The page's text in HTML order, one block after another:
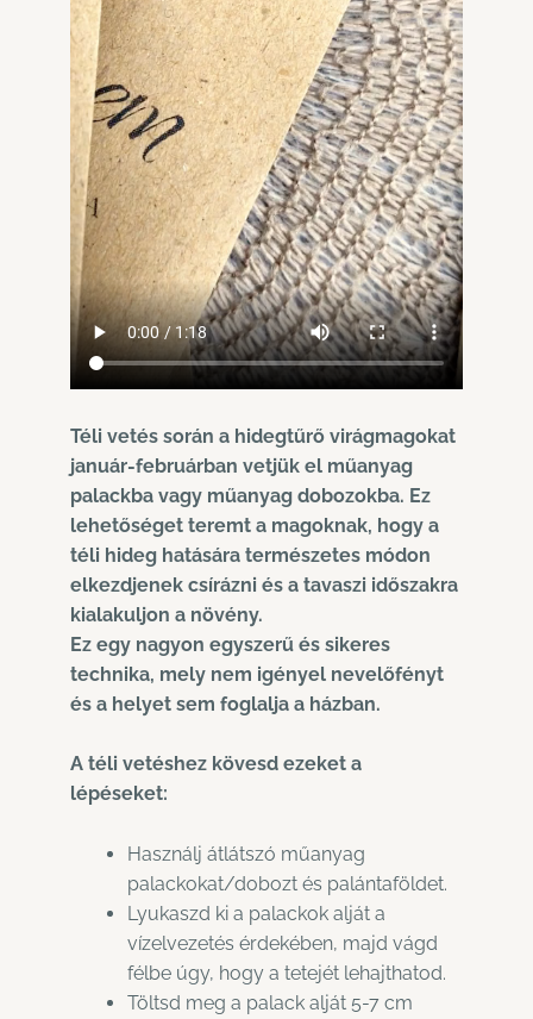
Téli vetés során a hidegtűrő virágmagokat
január-februárban vetjük el műanyag
palackba vagy műanyag dobozokba. Ez
lehetőséget teremt a magoknak, hogy a
téli hideg hatására természetes módon
elkezdjenek csírázni és a tavaszi időszakra
kialakuljon a növény.
Ez egy nagyon egyszerű és sikeres
technika, mely nem igényel nevelőfényt
és a helyet sem foglalja a házban.
A téli vetéshez kövesd ezeket a
lépéseket:
Használj átlátszó műanyag
palackokat/dobozt és palántaföldet.
Lyukaszd ki a palackok alját a
vízelvezetés érdekében, majd vágd
félbe úgy, hogy a tetejét lehajthatod.
Töltsd meg a palack alját 5-7 cm